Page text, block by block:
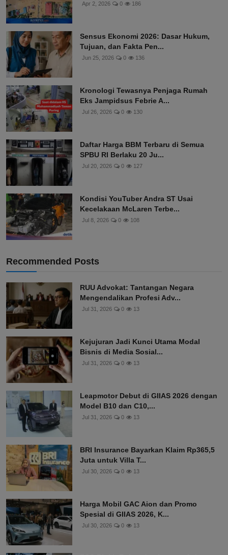
Apr 2, 2026 0 186
Sensus Ekonomi 2026: Dasar Hukum,
Tujuan, dan Fakta Pen...
Jun 25, 2026 0 136
Kronologi Tewasnya Penjaga Rumah
Eks Jampidsus Febrie A...
Jul 26, 2026 0 130
Daftar Harga BBM Terbaru di Semua
SPBU RI Berlaku 20 Ju...
Jul 20, 2026 0 127
Kondisi YouTuber Andra ST Usai
Kecelakaan McLaren Terbe...
Jul 8, 2026 0 108
Recommended Posts
RUU Advokat: Tantangan Negara
Mengendalikan Profesi Adv...
Jul 31, 2026 0 13
Kejujuran Jadi Kunci Utama Modal
Bisnis di Media Sosial...
Jul 31, 2026 0 13
Leapmotor Debut di GIIAS 2026 dengan
Model B10 dan C10,...
Jul 31, 2026 0 13
BRI Insurance Bayarkan Klaim Rp365,5
Juta untuk Villa T...
Jul 30, 2026 0 13
Harga Mobil GAC Aion dan Promo
Spesial di GIIAS 2026, K...
Jul 30, 2026 0 13